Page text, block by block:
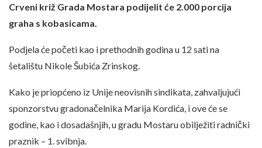
Crveni križ Grada Mostara podijelit će 2.000 porcija
graha s kobasicama.
Podjela će početi kao i prethodnih godina u 12 sati na
šetalištu Nikole Šubića Zrinskog.
Kako je priopćeno iz Unije neovisnih sindikata, zahvaljujući
sponzorstvu gradonačelnika Marija Kordića, i ove će se
godine, kao i dosadašnjih, u gradu Mostaru obilježiti radnički
praznik – 1. svibnja.